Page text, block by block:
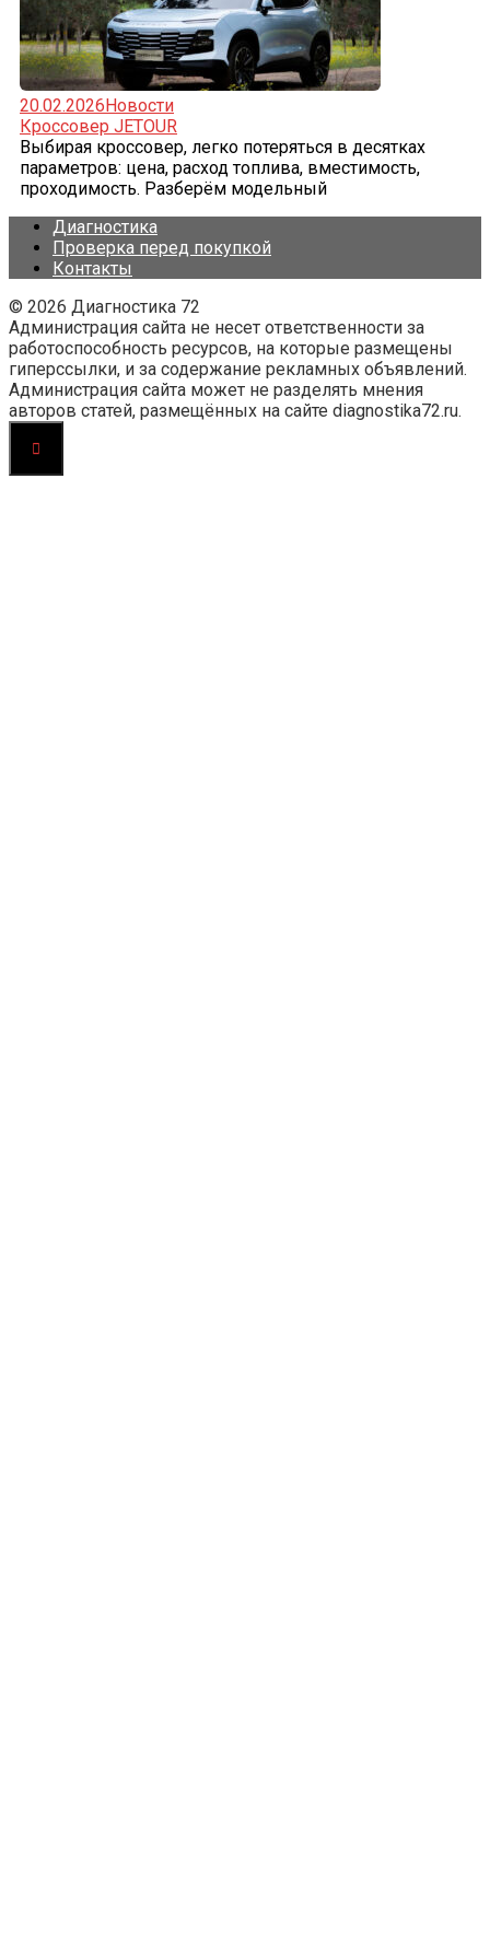
20.02.2026Новости
Кроссовер JETOUR
Выбирая кроссовер, легко потеряться в десятках
параметров: цена, расход топлива, вместимость,
проходимость. Разберём модельный
Диагностика
Проверка перед покупкой
Контакты
© 2026 Диагностика 72
Администрация сайта не несет ответственности за
работоспособность ресурсов, на которые размещены
гиперссылки, и за содержание рекламных объявлений.
Администрация сайта может не разделять мнения
авторов статей, размещённых на сайте diagnostika72.ru.